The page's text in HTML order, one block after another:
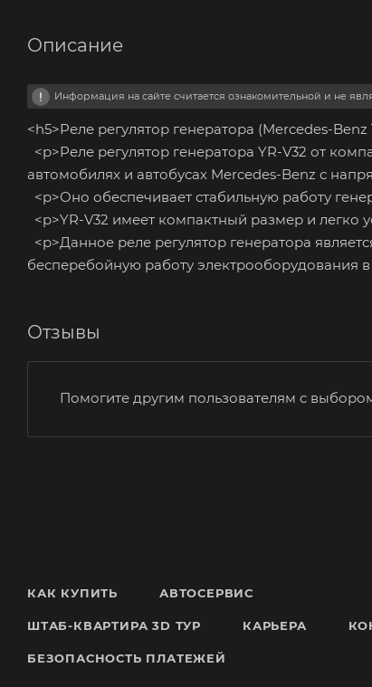
Описание
Информация на сайте считается ознакомительной и не
<h5>Реле регулятор генератора (Mercedes-
<p>Реле регулятор генератора YR-V32 от
автомобилях и автобусах Mercedes-Benz с
<p>Оно обеспечивает стабильную работу
<p>YR-V32 имеет компактный размер и легко
<p>Данное реле регулятор генератора
бесперебойную работу электрооборудования
Отзывы
Помогите другим пользователям с
КАК КУПИТЬ АВТОСЕРВИС
ШТАБ-КВАРТИРА 3D ТУР КАРЬЕРА
БЕЗОПАСНОСТЬ ПЛАТЕЖЕЙ